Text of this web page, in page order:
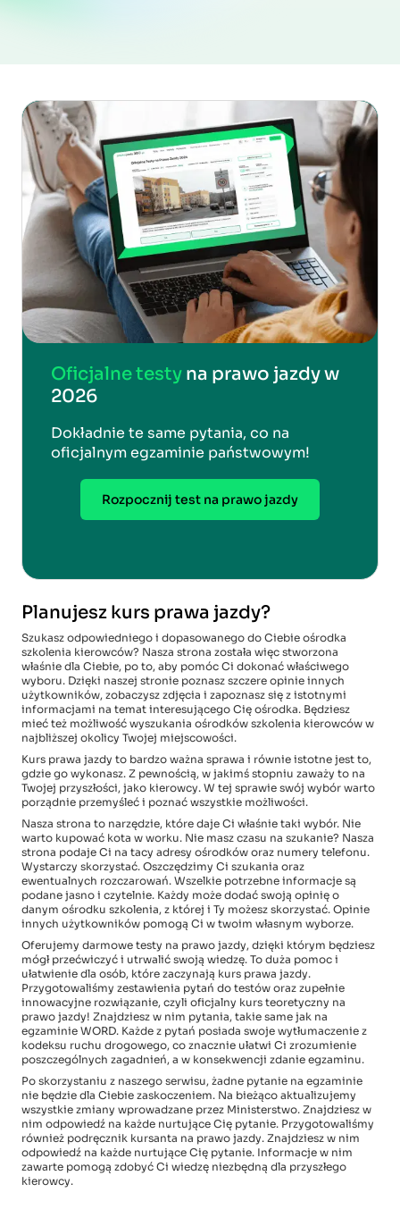
Oficjalne testy na prawo jazdy w
2026
Dokładnie te same pytania, co na
oficjalnym egzaminie państwowym!
Rozpocznij test na prawo jazdy
Planujesz kurs prawa jazdy?
Szukasz odpowiedniego i dopasowanego do Ciebie ośrodka
szkolenia kierowców? Nasza strona została więc stworzona
właśnie dla Ciebie, po to, aby pomóc Ci dokonać właściwego
wyboru. Dzięki naszej stronie poznasz szczere opinie innych
użytkowników, zobaczysz zdjęcia i zapoznasz się z istotnymi
informacjami na temat interesującego Cię ośrodka. Będziesz
mieć też możliwość wyszukania ośrodków szkolenia kierowców w
najbliższej okolicy Twojej miejscowości.
Kurs prawa jazdy to bardzo ważna sprawa i równie istotne jest to,
gdzie go wykonasz. Z pewnością, w jakimś stopniu zaważy to na
Twojej przyszłości, jako kierowcy. W tej sprawie swój wybór warto
porządnie przemyśleć i poznać wszystkie możliwości.
Nasza strona to narzędzie, które daje Ci właśnie taki wybór. Nie
warto kupować kota w worku. Nie masz czasu na szukanie? Nasza
strona podaje Ci na tacy adresy ośrodków oraz numery telefonu.
Wystarczy skorzystać. Oszczędzimy Ci szukania oraz
ewentualnych rozczarowań. Wszelkie potrzebne informacje są
podane jasno i czytelnie. Każdy może dodać swoją opinię o
danym ośrodku szkolenia, z której i Ty możesz skorzystać. Opinie
innych użytkowników pomogą Ci w twoim własnym wyborze.
Oferujemy darmowe testy na prawo jazdy, dzięki którym będziesz
mógł przećwiczyć i utrwalić swoją wiedzę. To duża pomoc i
ułatwienie dla osób, które zaczynają kurs prawa jazdy.
Przygotowaliśmy zestawienia pytań do testów oraz zupełnie
innowacyjne rozwiązanie, czyli oficjalny kurs teoretyczny na
prawo jazdy! Znajdziesz w nim pytania, takie same jak na
egzaminie WORD. Każde z pytań posiada swoje wytłumaczenie z
kodeksu ruchu drogowego, co znacznie ułatwi Ci zrozumienie
poszczególnych zagadnień, a w konsekwencji zdanie egzaminu.
Po skorzystaniu z naszego serwisu, żadne pytanie na egzaminie
nie będzie dla Ciebie zaskoczeniem. Na bieżąco aktualizujemy
wszystkie zmiany wprowadzane przez Ministerstwo. Znajdziesz w
nim odpowiedź na każde nurtujące Cię pytanie. Przygotowaliśmy
również podręcznik kursanta na prawo jazdy. Znajdziesz w nim
odpowiedź na każde nurtujące Cię pytanie. Informacje w nim
zawarte pomogą zdobyć Ci wiedzę niezbędną dla przyszłego
kierowcy.